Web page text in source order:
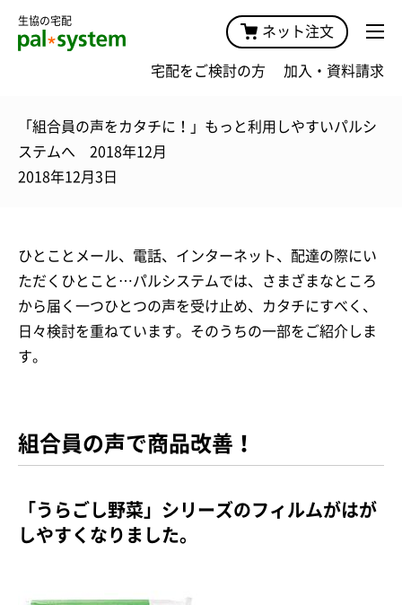
生協の宅配
ネット注文
宅配をご検討の方 加入・資料請求
「組合員の声をカタチに！」もっと利用しやすいパルシ
ステムへ 2018年12月
2018年12月3日
ひとことメール、電話、インターネット、配達の際にい
ただくひとこと…パルシステムでは、さまざまなところ
から届く一つひとつの声を受け止め、カタチにすべく、
日々検討を重ねています。そのうちの一部をご紹介しま
す。
組合員の声で商品改善！
「うらごし野菜」シリーズのフィルムがはが
しやすくなりました。